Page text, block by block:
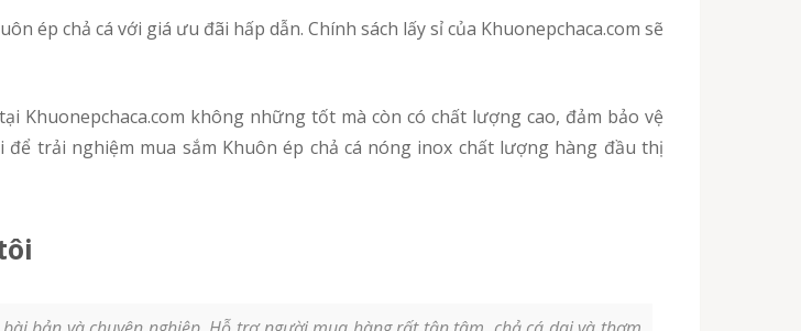
Khuonepchaca.com không những tốt mà còn có chất lượng cao, đảm bảo vệ
trải nghiệm mua sắm Khuôn ép chả cá nóng inox chất lượng hàng đầu thị